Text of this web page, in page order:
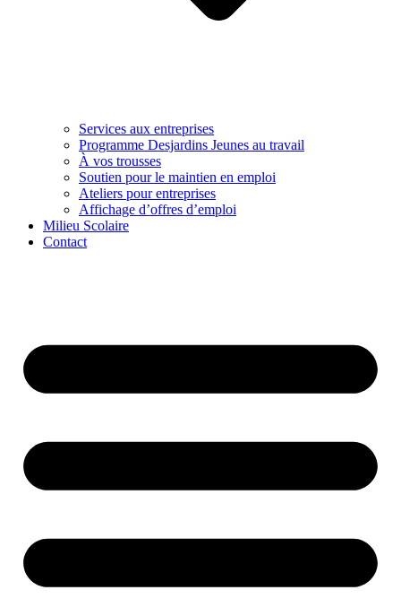
Services aux entreprises
Programme Desjardins Jeunes au travail
À vos trousses
Soutien pour le maintien en emploi
Ateliers pour entreprises
Affichage d’offres d’emploi
Milieu Scolaire
Contact